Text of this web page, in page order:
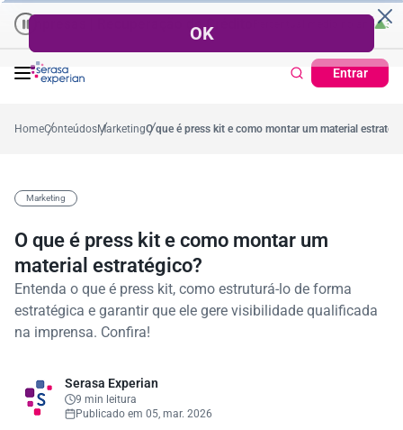
| Recuperação de Crédito 38,7%
Entrar
57,2% Cartão de Crédito | Cadastro
HomeConteúdosMarketingO que é press kit e como montar um material
Marketing
O que é press kit e como montar um
material estratégico?
Entenda o que é press kit, como estruturá-lo de forma
estratégica e garantir que ele gere visibilidade qualificada
na imprensa. Confira!
Serasa Experian
9 min leitura
Publicado em 05, mar. 2026